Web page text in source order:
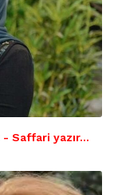
- Saffari yazır…